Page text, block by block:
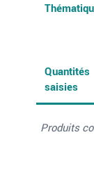
Produits
Quantités
saisies